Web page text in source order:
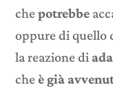
chepotrebbe
oppure di quello
la reazione di
cheè già